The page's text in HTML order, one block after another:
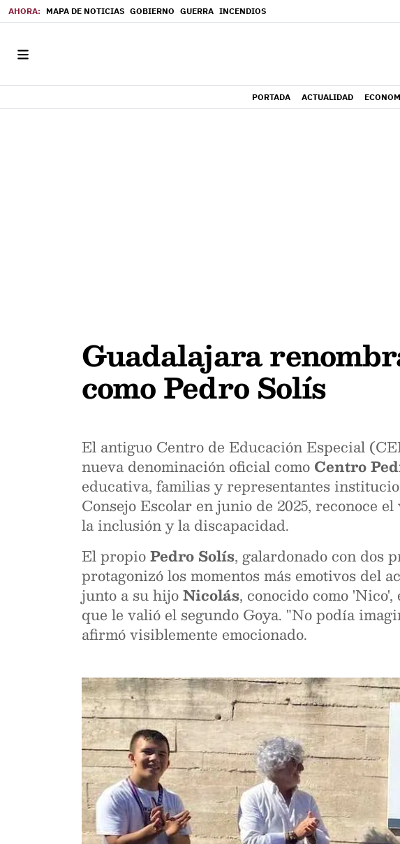
MAPA DE NOTICIAS GOBIERNO GUERRA INCENDIOS
PORTADA ACTUALIDAD
Guadalajara
como Pedro Solís
El antiguo Centro de Educación Especial
nueva denominación oficial como Centro
educativa, familias y representantes
Consejo Escolar en junio de 2025, reconoce
la inclusión y la discapacidad.
El propioPedro Solís, galardonado con dos
protagonizó los momentos más emotivos del
junto a su hijoNicolás, conocido como
que le valió el segundo Goya. "No podía
afirmó visiblemente emocionado.